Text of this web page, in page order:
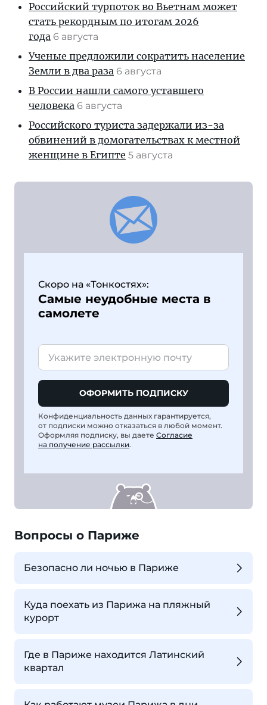
Российский турпоток во Вьетнам может
стать рекордным по итогам 2026
года 6 августа
Ученые предложили сократить население
Земли в два раза 6 августа
В России нашли самого уставшего
человека 6 августа
Российского туриста задержали из-за
обвинений в домогательствах к местной
женщине в Египте 5 августа
Скоро на «Тонкостях»:
Самые неудобные места в
самолете
ОФОРМИТЬ ПОДПИСКУ
Конфиденциальность данных гарантируется,
от подписки можно отказаться в любой момент.
Оформляя подписку, вы даете Согласие
на получение рассылки.
Вопросы о Париже
Безопасно ли ночью в Париже
Куда поехать из Парижа на пляжный
курорт
Где в Париже находится Латинский
квартал